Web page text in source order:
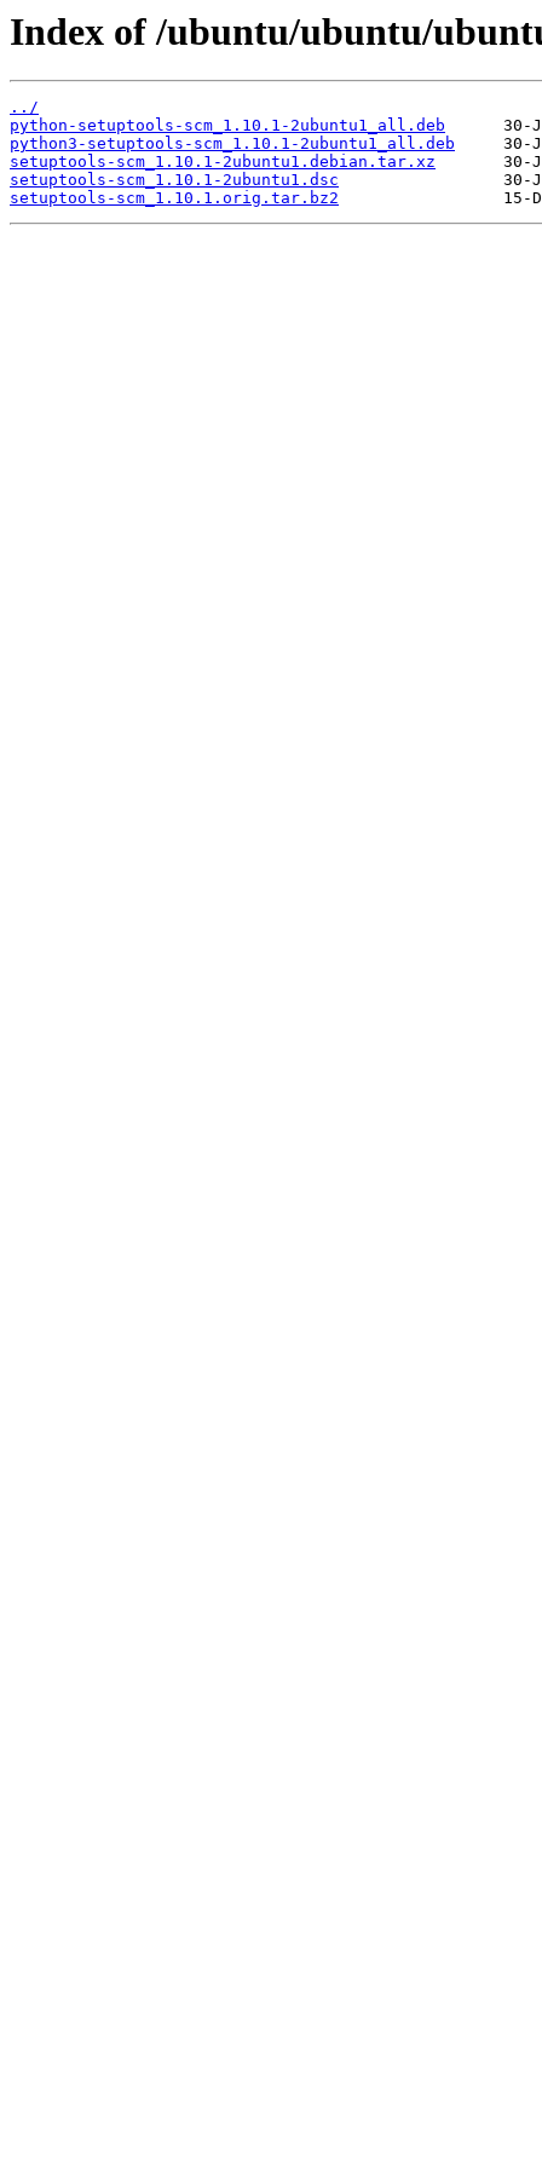
Index of /ubuntu/ubuntu/
../
python-setuptools-scm_1.10.1-2ubuntu1_all.deb
python3-setuptools-scm_1.10.1-2ubuntu1_all.deb
setuptools-scm_1.10.1-2ubuntu1.debian.tar.xz
setuptools-scm_1.10.1-2ubuntu1.dsc
setuptools-scm_1.10.1.orig.tar.bz2